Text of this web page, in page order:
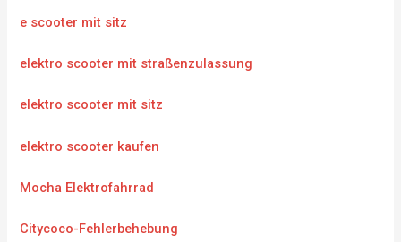
e scooter mit sitz
elektro scooter mit straßenzulassung
elektro scooter mit sitz
elektro scooter kaufen
Mocha Elektrofahrrad
Citycoco-Fehlerbehebung